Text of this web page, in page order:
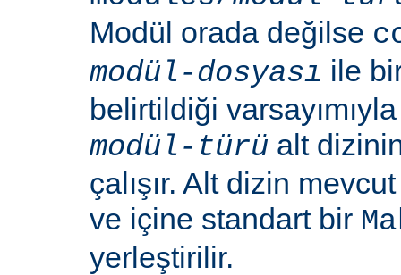
Modül orada değilse
modül-dosyası ile
belirtildiği
modül-türü alt
çalışır. Alt dizin
ve içine standart bir
yerleştirilir.